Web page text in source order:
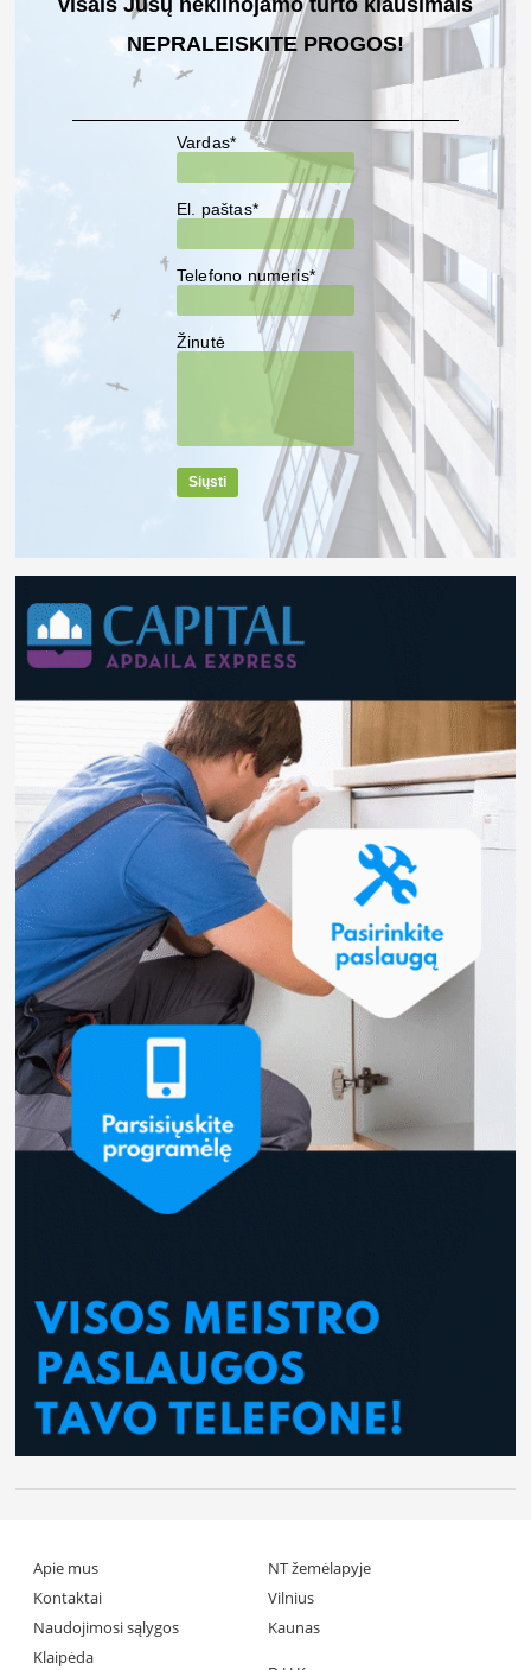
visais Jūsų nekilnojamo turto klausimais
NEPRALEISKITE PROGOS!
Vardas*
El. paštas*
Telefono numeris*
Žinutė
Siųsti
Apie mus
Kontaktai
Naudojimosi sąlygos
NT žemėlapyje
Vilnius
Kaunas
Klaipėda